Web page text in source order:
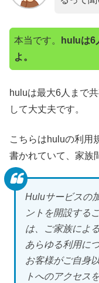
本当です。
huluは6
よ。
huluは最大6人まで
して大丈夫です。
こちらはhuluの利用
書かれていて、家族
Huluサービスの
ントを開設する
は、ご家族によ
あらゆる利用に
お客様がご自身
トへのアクセス